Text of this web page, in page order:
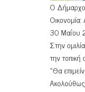
Ο
30 Μαΐου
Στην
την
«Θα